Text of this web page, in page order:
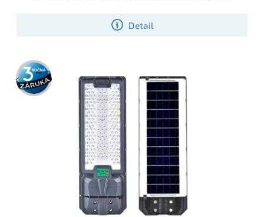
Detail
LED modulom získate spoľahlivé riešenie na osvetlenie dvora,
príjazdovej cesty, parkovacieho miesta, záhrady aj priestoru pred
3 roky
záruka